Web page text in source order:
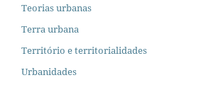
Teorias urbanas
Terra urbana
Território e territorialidades
Urbanidades